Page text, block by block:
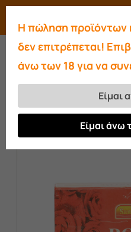
Skip
main
contentΑρχική σελίδα
Αρωματικοί κώνοι
Η πώληση προϊόντων
δεν επιτρέπεται!
άνω των 18 για να
Είμαι
Είμαι άνω